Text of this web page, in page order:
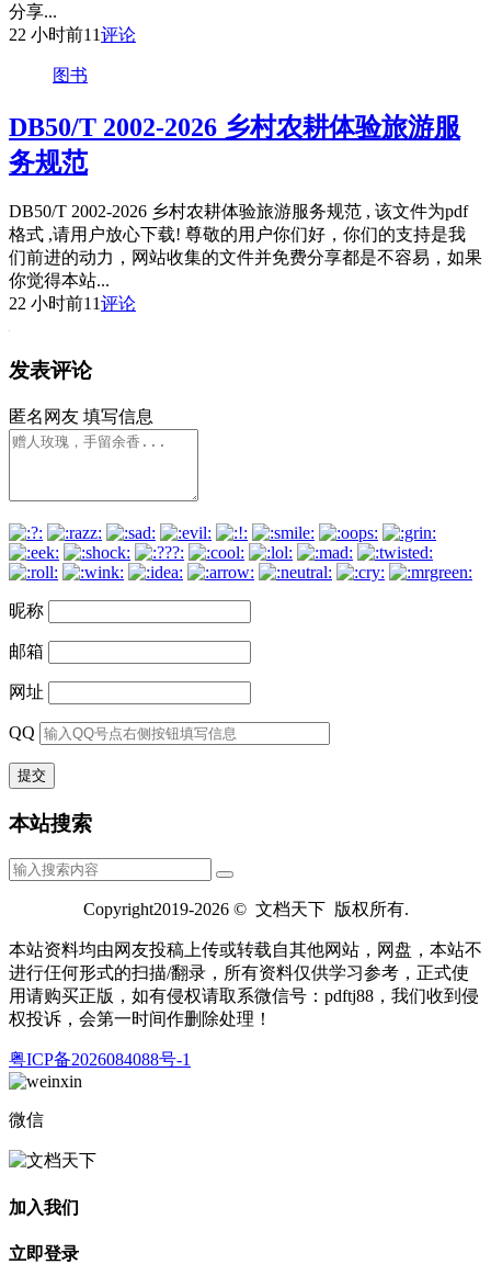
分享...
22 小时前11评论
图书
DB50/T 2002-2026 乡村农耕体验旅游服
务规范
DB50/T 2002-2026 乡村农耕体验旅游服务规范 , 该文件为pdf
格式 ,请用户放心下载! 尊敬的用户你们好，你们的支持是我
们前进的动力，网站收集的文件并免费分享都是不容易，如果
你觉得本站...
22 小时前11评论
发表评论
匿名网友 填写信息
昵称
邮箱
网址
QQ
本站搜索
Copyright2019-2026 © 文档天下 版权所有.
本站资料均由网友投稿上传或转载自其他网站，网盘，本站不
进行仼何形式的扫描/翻录，所有资料仅供学习参考，正式使
用请购买正版，如有侵权请取系微信号：pdftj88，我们收到侵
权投诉，会第一时间作删除处理！
粤ICP备2026084088号-1
微信
加入我们
立即登录